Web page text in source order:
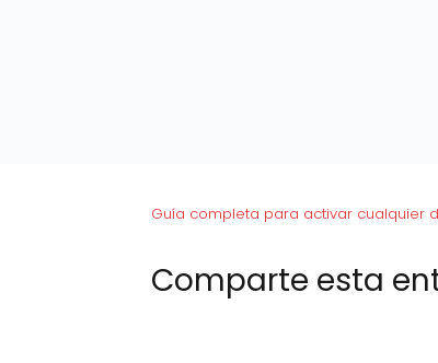
Guía completa para activar cualquier
Comparte esta